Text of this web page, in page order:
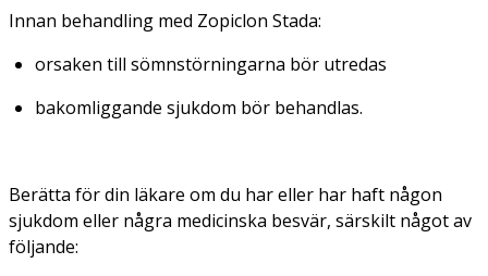
Innan behandling med Zopiclon Stada:
orsaken till sömnstörningarna bör utredas
bakomliggande sjukdom bör behandlas.
Berätta för din läkare om du har eller har haft någon
sjukdom eller några medicinska besvär, särskilt något av
följande: